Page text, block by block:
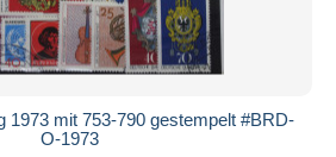
1973 mit 753-790 gestempelt #BRD-
O-1973